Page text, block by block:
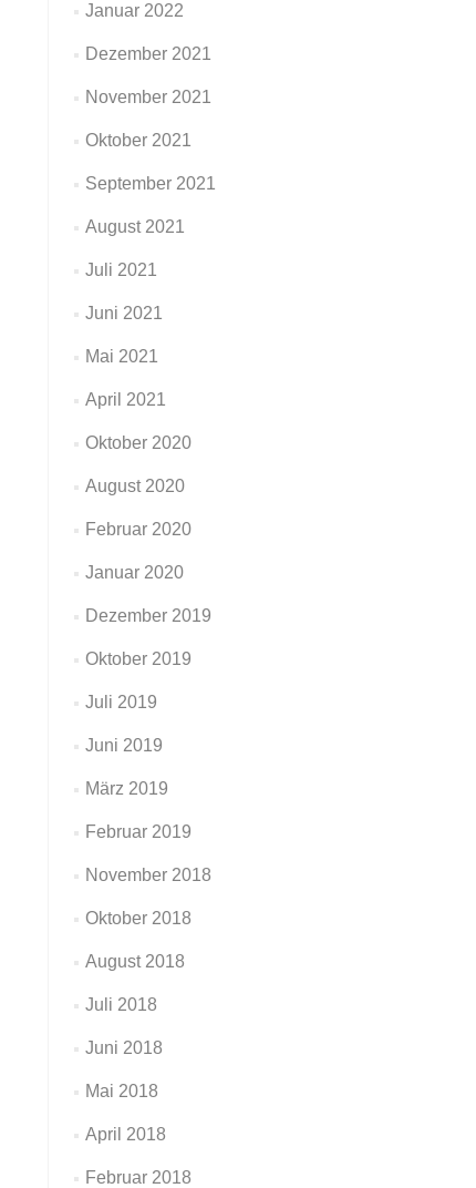
Januar 2022
Dezember 2021
November 2021
Oktober 2021
September 2021
August 2021
Juli 2021
Juni 2021
Mai 2021
April 2021
Oktober 2020
August 2020
Februar 2020
Januar 2020
Dezember 2019
Oktober 2019
Juli 2019
Juni 2019
März 2019
Februar 2019
November 2018
Oktober 2018
August 2018
Juli 2018
Juni 2018
Mai 2018
April 2018
Februar 2018